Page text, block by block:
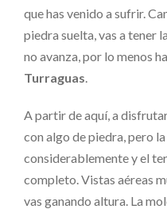
que has venido a sufrir.
piedra suelta, vas a tener
no avanza, por lo menos
Turraguas.
A partir de aquí, a
con algo de piedra, pero
considerablemente y el
completo. Vistas aéreas
vas ganando altura. La